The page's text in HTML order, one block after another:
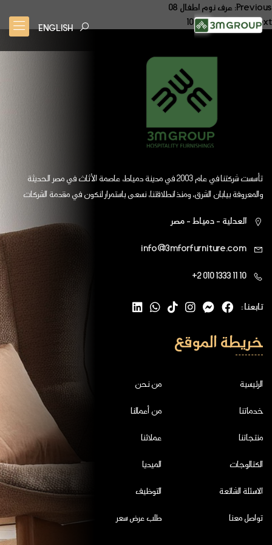
ENGLISH
تصفّح
المقالات
Previous: عرف نوم اطفال 08
Next: عرف نوم اطفال 10
تأسست شركتنا في عام 2003 في مدينة دمياط، عاصمة الأثاث في مصر الحديثة
والمعروفة بيابان الشرق، ومنذ انطلاقتنا، نسعى باستمرار لنكون في مقدمة الشركات
العدلية - دمياط - مصر
info@3mforfurniture.com
+2 010 1333 11 10
تابعنا :
خريطة الموقع
الرئيسية من نحن
خدماتنا من أعمالنا
منتجاتنا عملائنا
الكتالوجات الميديا
الاسئلة الشائعة التوظيف
تواصل معنا طلب عرض سعر